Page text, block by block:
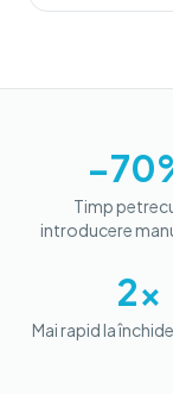
Timp
introducere
2x
Mai rapid la